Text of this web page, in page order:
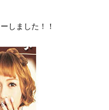
しました！！